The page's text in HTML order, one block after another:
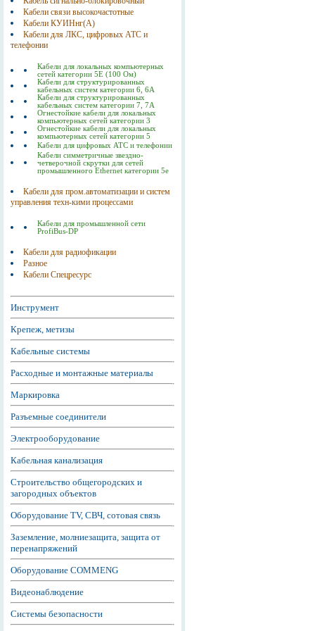
Кабели связи высокочастотные
Кабели КУИНнг(А)
Кабели для ЛКС, цифровых АТС и
телефонии
Кабели для локальных компьютерных
сетей категории 5Е (100 Ом)
Кабели для структурированных
кабельных систем категории 6, 6A
Кабели для структурированных
кабельных систем категории 7, 7A
Огнестойкие кабели для локальных
компьютерных сетей категории 3
Огнестойкие кабели для локальных
компьютерных сетей категории 5
Кабели для цифровых АТС и телефонии
Кабели симметричные звездно-
четверочной скрутки для сетей
промышленного Ethernet категории 5е
Кабели для пром.автоматизации и систем
управления техн-кими процессами
Кабели для промышленной сети
ProfiBus-DP
Кабели для радиофикации
Разное
Кабели Спецресурс
Инструмент
Крепеж, метизы
Кабельные системы
Расходные и монтажные материалы
Маркировка
Разъемные соединители
Электрооборудование
Кабельная канализация
Строительство общегородских и
загородных объектов
Оборудование TV, СВЧ, сотовая связь
Заземление, молниезащита, защита от
перенапряжений
Оборудование COMMENG
Видеонаблюдение
Системы безопасности